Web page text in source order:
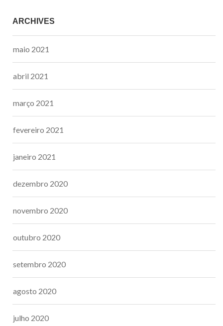
ARCHIVES
maio 2021
abril 2021
março 2021
fevereiro 2021
janeiro 2021
dezembro 2020
novembro 2020
outubro 2020
setembro 2020
agosto 2020
julho 2020